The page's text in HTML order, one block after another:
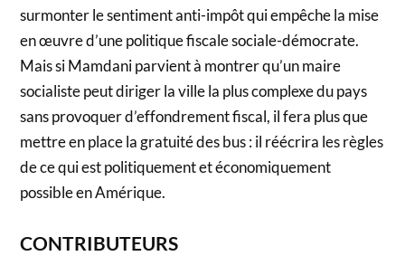
surmonter le sentiment anti-impôt qui empêche la mise
en œuvre d’une politique fiscale sociale-démocrate.
Mais si Mamdani parvient à montrer qu’un maire
socialiste peut diriger la ville la plus complexe du pays
sans provoquer d’effondrement fiscal, il fera plus que
mettre en place la gratuité des bus : il réécrira les règles
de ce qui est politiquement et économiquement
possible en Amérique.
CONTRIBUTEURS